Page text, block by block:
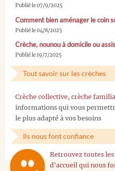
Publié le 07/9/2025
Comment bien aménager le coin
Publié le 04/8/2025
Crèche, nounou à domicile ou
Publié le 19/7/2025
Tout savoir sur les crèches
Crèche collective, crèche
informations qui vous
le plus adapté à vos besoins
Ils nous font confiance
Retrouvez toutes
d'accueil qui nous